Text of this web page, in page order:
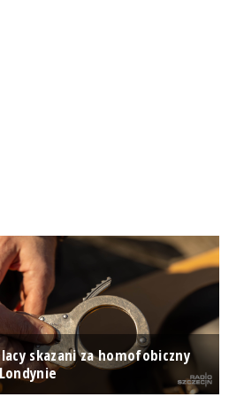
skazani za homofobiczny